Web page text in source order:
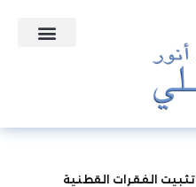
تثبيت الفقرات القطنية